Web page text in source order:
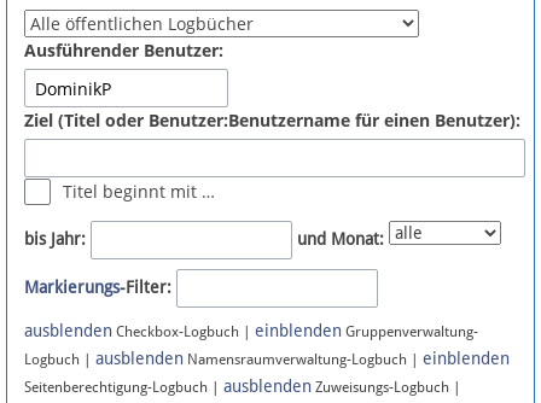
Fördermitglied werden
Fehler melden
Newsletter
Bluesky
Facebook
Instagram
Ausführender Benutzer:
Ziel (Titel oder Benutzer:Benutzername für einen Benutzer):
Titel beginnt mit …
bis Jahr: und Monat:
Markierungs-Filter:
ausblenden Checkbox-Logbuch | einblenden Gruppenverwaltung-
Logbuch | ausblenden Namensraumverwaltung-Logbuch | einblenden
Seitenberechtigung-Logbuch | ausblenden Zuweisungs-Logbuch |